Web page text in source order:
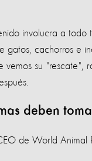
involucra a todo
gatos, cachorros e
vemos su "rescate",
deben
de World Animal